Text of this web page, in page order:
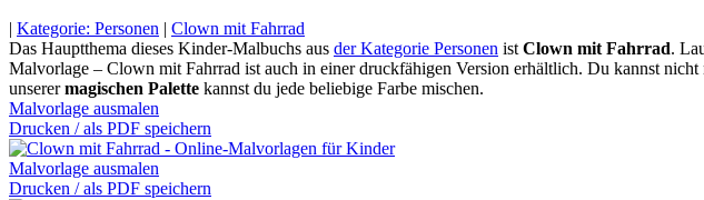
| Kategorie: Personen | Clown mit Fahrrad
Das Hauptthema dieses Kinder-Malbuchs aus der Kategorie Personen istClown mit Fahrrad.
Malvorlage – Clown mit Fahrrad ist auch in einer druckfähigen Version erhältlich. Du kannst
unserermagischen Palette kannst du jede beliebige Farbe mischen.
Malvorlage ausmalen
Drucken / als PDF speichern
Malvorlage ausmalen
Drucken / als PDF speichern